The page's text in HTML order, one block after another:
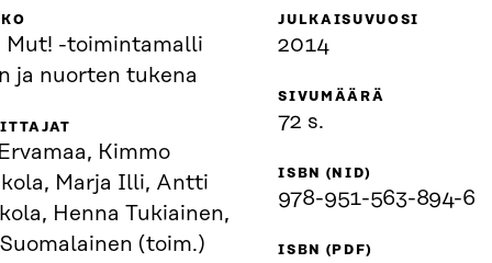
Mut! -toimintamalli
ja nuorten tukena
Kimmo
Marja Illi, Antti
Henna Tukiainen,
(toim.)
JULKAISUVUOSI
2014
SIVUMÄÄRÄ
72 s.
ISBN (NID)
978-951-563-894-6
ISBN (PDF)